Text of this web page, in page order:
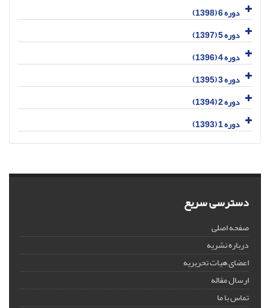
دوره 6 (1398)
دوره 5 (1397)
دوره 4 (1396)
دوره 3 (1395)
دوره 2 (1394)
دوره 1 (1393)
دسترسی سریع
صفحه اصلی
درباره نشریه
اعضای هیات تحریریه
ارسال مقاله
تماس با ما